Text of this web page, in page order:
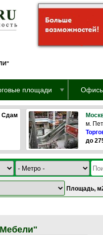
площади
Сдам
м.
до
Площадь,